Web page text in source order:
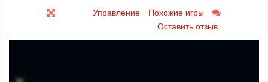
Управление
Похожие игры
Оставить отзыв